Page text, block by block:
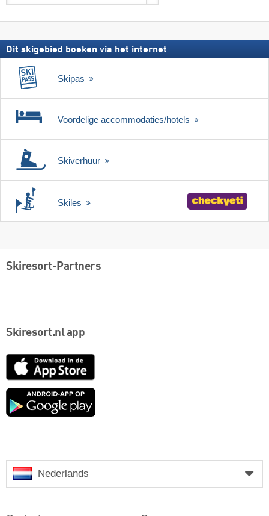
Dit skigebied boeken via het internet
Skipas
Voordelige accommodaties/hotels
Skiverhuur
Skiles
Skiresort-Partners
Skiresort.nl app
App
Google
Nederlands